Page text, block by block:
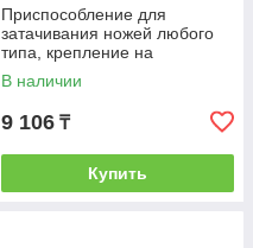
Приспособление для
затачивания ножей любого
типа, крепление на
присоске// MATRIX
В наличии
9 106 ₸
Купить